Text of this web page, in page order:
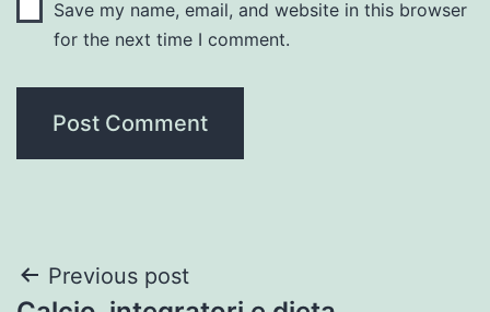
Save my name, email, and website in this browser
for the next time I comment.
Post
Previous post